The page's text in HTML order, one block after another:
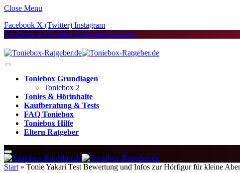
Close Menu
Facebook X (Twitter) Instagram
Facebook X (Twitter) InstagramYouTube
Toniebox Grundlagen
Toniebox 2
Tonies & Hörinhalte
Kaufberatung & Tests
FAQ Toniebox
Toniebox Hilfe
Eltern Ratgeber
Start » Tonie Yakari Test Bewertung und Infos zur Hörfigur für kleine